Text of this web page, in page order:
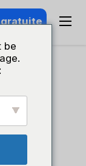
gratuite
et
be